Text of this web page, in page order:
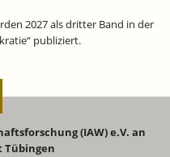
2027 als dritter Band in der
publiziert.
(IAW) e.V. an
Tübingen